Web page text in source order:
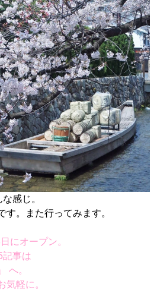
感じ。
す。また行ってみます。
にオープン。
記事は
」 へ。
軽に。